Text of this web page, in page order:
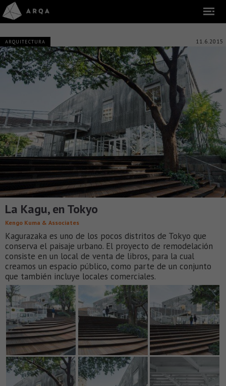
ARQUITECTURA 11.6.2015
La Kagu, en Tokyo
Kengo Kuma & Associates
Kagurazaka es uno de los pocos distritos de Tokyo que
conserva el paisaje urbano. El proyecto de remodelación
consiste en un local de venta de libros, para la cual
creamos un espacio público, como parte de un conjunto
que también incluye locales comerciales.